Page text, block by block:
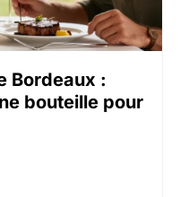
Bordeaux :
bouteille pour